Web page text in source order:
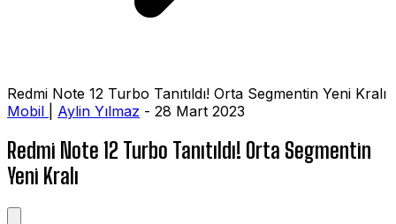
Redmi Note 12 Turbo Tanıtıldı! Orta Segmentin Yeni Kralı
Mobil
Aylin Yılmaz - 28 Mart 2023
Redmi Note 12 Turbo Tanıtıldı! Orta Segmentin
Yeni Kralı